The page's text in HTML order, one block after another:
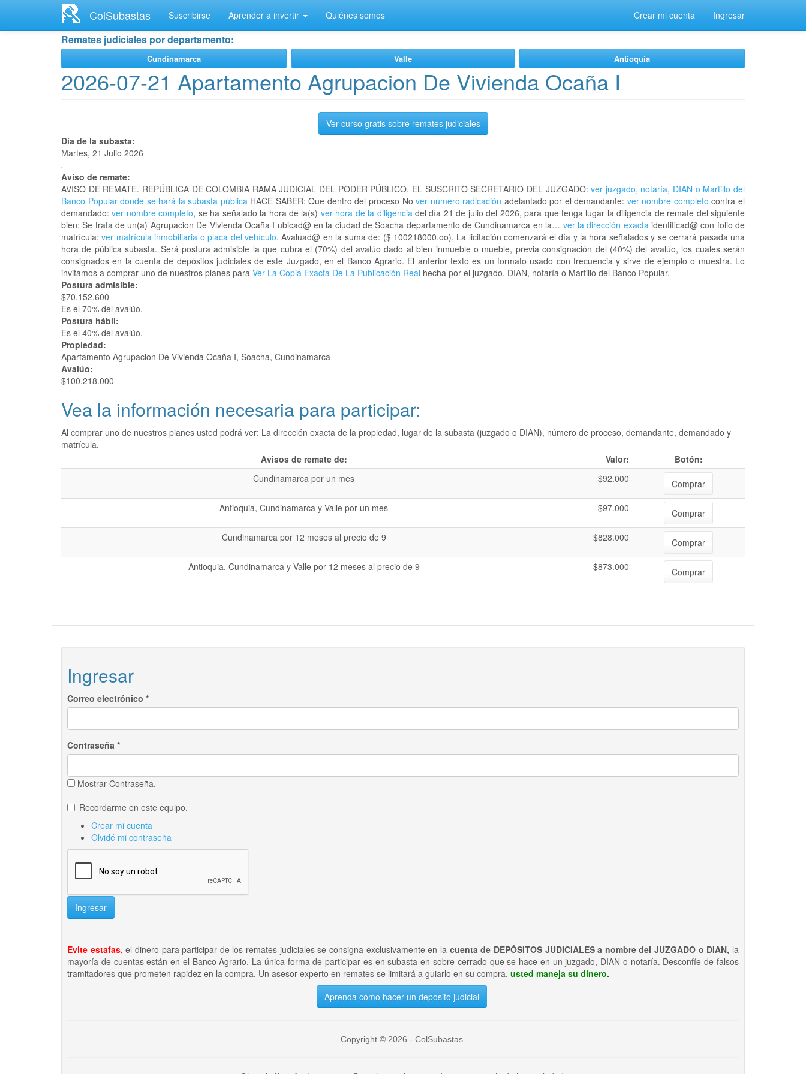
contenido
ColSubastas Suscribirse Aprender a invertir Quiénes somos Crear mi cuenta Ingresar
Remates judiciales por departamento:
Cundinamarca Valle Antioquia
2026-07-21 Apartamento Agrupacion De Vivienda Ocaña I
Ver curso gratis sobre remates judiciales
Día de la subasta:
Martes, 21 Julio 2026
Aviso de remate:
AVISO DE REMATE. REPÚBLICA DE COLOMBIA RAMA JUDICIAL DEL PODER PÚBLICO. EL SUSCRITO SECRETARIO DEL JUZGADO: ver juzgado, notaría, DIAN o Martillo del
Banco Popular donde se hará la subasta públicaHACE SABER: Que dentro del proceso Nover número radicación adelantado por el demandante: ver nombre completo contra el
demandado:ver nombre completo, se ha señalado la hora de la(s) ver hora de la diligenciadel día 21 de julio del 2026, para que tenga lugar la diligencia de remate del siguiente
bien: Se trata de un(a) Agrupacion De Vivienda Ocaña I ubicad@ en la ciudad de Soacha departamento de Cundinamarca en la… ver la dirección exactaidentificad@ con folio de
matrícula:ver matrícula inmobiliaria o placa del vehículo. Avaluad@ en la suma de: ($ 100218000.oo). La licitación comenzará el día y la hora señalados y se cerrará pasada una
hora de pública subasta. Será postura admisible la que cubra el (70%) del avalúo dado al bien inmueble o mueble, previa consignación del (40%) del avalúo, los cuales serán
consignados en la cuenta de depósitos judiciales de este Juzgado, en el Banco Agrario. El anterior texto es un formato usado con frecuencia y sirve de ejemplo o muestra. Lo
invitamos a comprar uno de nuestros planes para Ver La Copia Exacta De La Publicación Real hecha por el juzgado, DIAN, notaría o Martillo del Banco Popular.
Postura admisible:
$70.152.600
Es el 70% del avalúo.
Postura hábil:
Es el 40% del avalúo.
Propiedad:
Apartamento Agrupacion De Vivienda Ocaña I, Soacha, Cundinamarca
Avalúo:
$100.218.000
Vea la información necesaria para participar:
Al comprar uno de nuestros planes usted podrá ver: La dirección exacta de la propiedad, lugar de la subasta (juzgado o DIAN), número de proceso, demandante, demandado y
matrícula.
Avisos de remate de:
Valor:
Botón:
Cundinamarca por un mes
$92.000
Comprar
Antioquia, Cundinamarca y Valle por un mes
$97.000
Comprar
Cundinamarca por 12 meses al precio de 9
$828.000
Comprar
Antioquia, Cundinamarca y Valle por 12 meses al precio de 9
$873.000 Comprar
Ingresar
Correo electrónico *
Contraseña *
Mostrar Contraseña.
Recordarme en este equipo.
Crear mi cuenta
Olvidé mi contraseña
Ingresar
Evite estafas, el dinero para participar de los remates judiciales se consigna exclusivamente en lacuenta de DEPÓSITOS JUDICIALES a nombre del JUZGADO o DIAN, la
mayoría de cuentas están en el Banco Agrario. La única forma de participar es en subasta en sobre cerrado que se hace en un juzgado, DIAN o notaría. Desconfíe de falsos
tramitadores que prometen rapidez en la compra. Un asesor experto en remates se limitará a guiarlo en su compra, usted maneja su dinero.
Aprenda cómo hacer un deposito judicial
Copyright © 2026 - ColSubastas